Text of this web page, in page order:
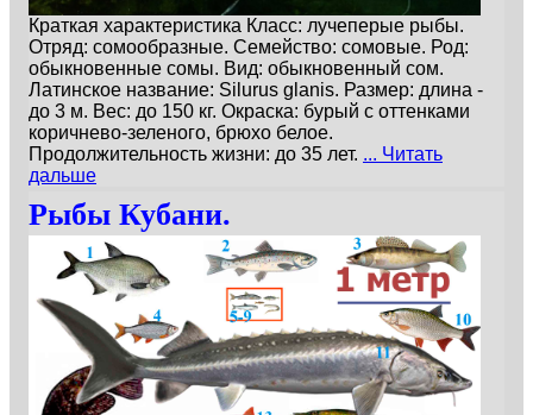
Краткая характеристика Класс: лучеперые рыбы.
Отряд: сомообразные. Семейство: сомовые. Род:
обыкновенные сомы. Вид: обыкновенный сом.
Латинское название: Silurus glanis. Размер: длина -
до 3 м. Вес: до 150 кг. Окраска: бурый с оттенками
коричнево-зеленого, брюхо белое.
Продолжительность жизни: до 35 лет. ... Читать
дальше
Рыбы Кубани.